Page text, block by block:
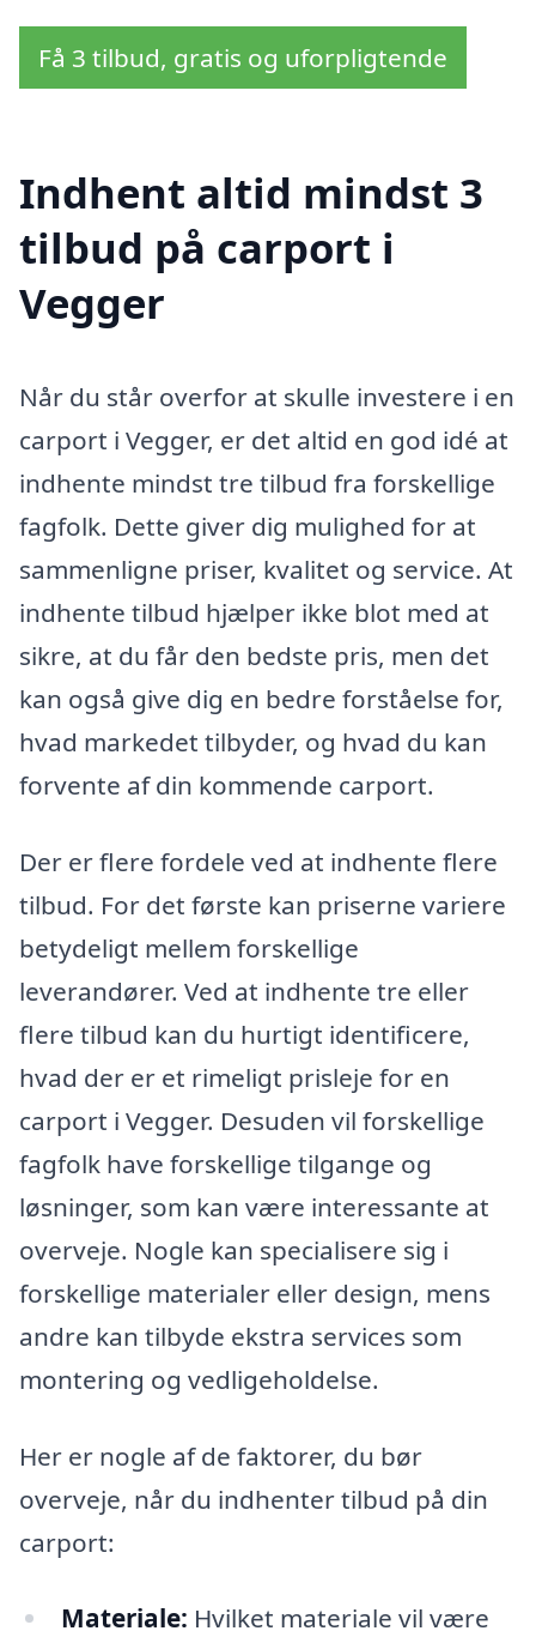
Få 3 tilbud, gratis og uforpligtende
Indhent altid mindst 3
tilbud på carport i
Vegger
Når du står overfor at skulle investere i en
carport i Vegger, er det altid en god idé at
indhente mindst tre tilbud fra forskellige
fagfolk. Dette giver dig mulighed for at
sammenligne priser, kvalitet og service. At
indhente tilbud hjælper ikke blot med at
sikre, at du får den bedste pris, men det
kan også give dig en bedre forståelse for,
hvad markedet tilbyder, og hvad du kan
forvente af din kommende carport.
Der er flere fordele ved at indhente flere
tilbud. For det første kan priserne variere
betydeligt mellem forskellige
leverandører. Ved at indhente tre eller
flere tilbud kan du hurtigt identificere,
hvad der er et rimeligt prisleje for en
carport i Vegger. Desuden vil forskellige
fagfolk have forskellige tilgange og
løsninger, som kan være interessante at
overveje. Nogle kan specialisere sig i
forskellige materialer eller design, mens
andre kan tilbyde ekstra services som
montering og vedligeholdelse.
Her er nogle af de faktorer, du bør
overveje, når du indhenter tilbud på din
carport:
Materiale: Hvilket materiale vil være